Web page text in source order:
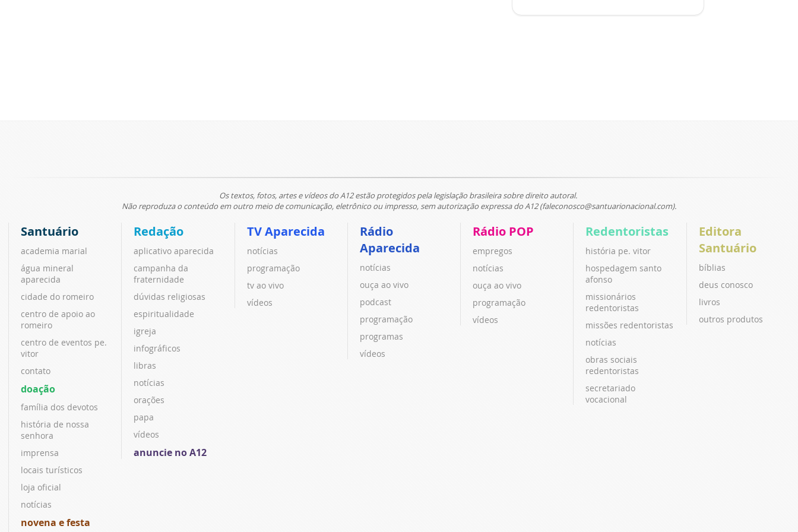
Os textos, fotos, artes e vídeos do A12 estão protegidos pela legislação brasileira sobre direito autoral.
Não reproduza o conteúdo em outro meio de comunicação, eletrônico ou impresso, sem autorização expressa do A12 (faleconosco@santuarionacional.com).
Santuário
academia marial
água mineral
aparecida
cidade do romeiro
centro de apoio ao
romeiro
centro de eventos pe.
vitor
contato
doação
família dos devotos
história de nossa
senhora
imprensa
locais turísticos
loja oficial
notícias
novena e festa
Redação
aplicativo aparecida
campanha da
fraternidade
dúvidas religiosas
espiritualidade
igreja
infográficos
libras
notícias
orações
papa
vídeos
anuncie no A12
TV Aparecida
notícias
programação
tv ao vivo
vídeos
Rádio
Aparecida
notícias
ouça ao vivo
podcast
programação
programas
vídeos
Rádio POP
empregos
notícias
ouça ao vivo
programação
vídeos
Redentoristas
história pe. vitor
hospedagem santo
afonso
missionários
redentoristas
missões redentoristas
notícias
obras sociais
redentoristas
secretariado
vocacional
Editora
Santuário
bíblias
deus conosco
livros
outros produtos